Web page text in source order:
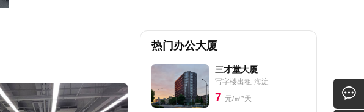
热门办公大厦
三才堂大厦
写字楼出租-海淀
7 元/㎡*天